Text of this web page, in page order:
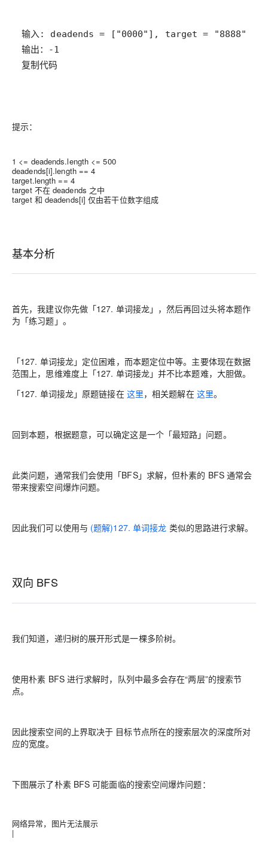
复制代码
提示：
1 <= deadends.length <= 500
deadends[i].length == 4
target.length == 4
target 不在 deadends 之中
target 和 deadends[i] 仅由若干位数字组成
基本分析
首先，我建议你先做「127. 单词接龙」，然后再回过头将本题作
为「练习题」。
「127. 单词接龙」定位困难，而本题定位中等。主要体现在数据
范围上，思维难度上「127. 单词接龙」并不比本题难，大胆做。
「127. 单词接龙」原题链接在 这里，相关题解在 这里。
回到本题，根据题意，可以确定这是一个「最短路」问题。
此类问题，通常我们会使用「BFS」求解，但朴素的 BFS 通常会
带来搜索空间爆炸问题。
因此我们可以使用与 (题解)127. 单词接龙 类似的思路进行求解。
双向 BFS
我们知道，递归树的展开形式是一棵多阶树。
使用朴素 BFS 进行求解时，队列中最多会存在“两层”的搜索节
点。
因此搜索空间的上界取决于 目标节点所在的搜索层次的深度所对
应的宽度。
下图展示了朴素 BFS 可能面临的搜索空间爆炸问题：
网络异常，图片无法展示
|